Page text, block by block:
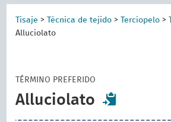
Tisaje > Técnica de tejido > Terciopelo >
Alluciolato
TÉRMINO PREFERIDO
Alluciolato